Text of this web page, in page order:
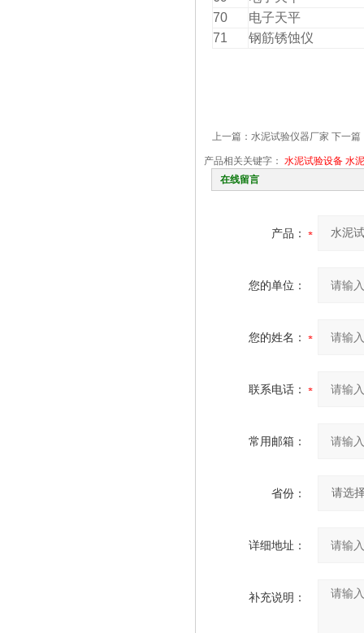
70
电子天平
71
钢筋锈蚀仪
上一篇： 水泥试验仪器厂家 下一篇
产品相关关键字： 水泥试验设备 水
在线留言
产品：
您的单位：
您的姓名：
联系电话：
常用邮箱：
省份：
详细地址：
补充说明：